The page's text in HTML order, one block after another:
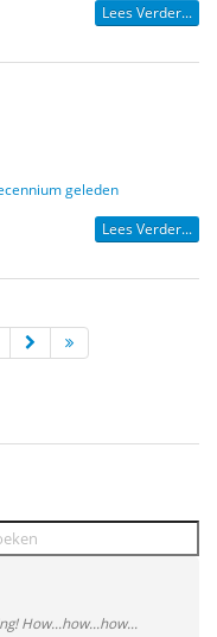
Lees Verder...
geleden
Lees Verder...
How...how...how...